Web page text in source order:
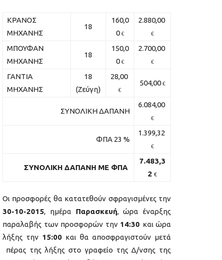
ΚΡΑΝΟΣ
ΜΗΧΑΝΗΣ
18
160,0
0 €
2.880,00
€
ΜΠΟΥΦΑΝ
ΜΗΧΑΝΗΣ
18
150,0
0 €
2.700,00
€
ΓΑΝΤΙΑ
ΜΗΧΑΝΗΣ
18
(Ζεύγη)
28,00
€
504,00 €
ΣΥΝΟΛΙΚΗ ΔΑΠΑΝΗ
6.084,00
€
ΦΠΑ 23 %
1.399,32
€
ΣΥΝΟΛΙΚΗ ΔΑΠΑΝΗ ΜΕ ΦΠΑ
7.483,3
2 €
Οι προσφορές θα κατατεθούν σφραγισμένες την
30-10-2015, ημέρα Παρασκευή, ώρα έναρξης
παραλαβής των προσφορών την 14:30 και ώρα
λήξης την 15:00 και θα αποσφραγιστούν μετά
πέρας της λήξης στο γραφείο της Δ/νσης της